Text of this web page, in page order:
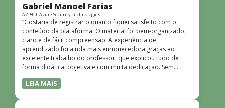
quem não tem uma bagagem técnica muito avançada.”
Gabriel Manoel Farias
AZ-500: Azure Security Technologies
“Gostaria de registrar o quanto fiquei satisfeito com o
conteúdo da plataforma. O material foi bem-organizado,
claro e de fácil compreensão. A experiência de
aprendizado foi ainda mais enriquecedora graças ao
excelente trabalho do professor, que explicou tudo de
forma didática, objetiva e com muita dedicação. Sem
dúvida, foi uma jornada de muito aprendizado!”
LEIA MAIS